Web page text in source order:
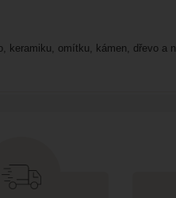
omítku, kámen, dřevo a